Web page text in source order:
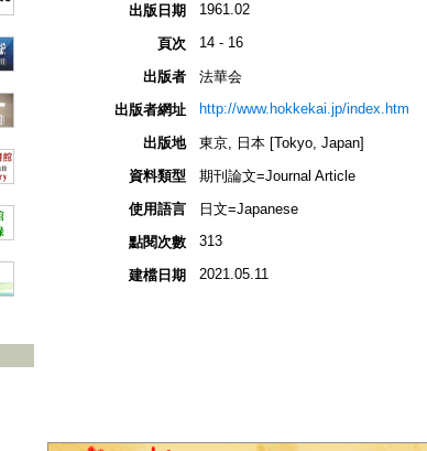
出版日期
1961.02
頁次 14 - 16
出版者
法華会
出版者網址
http://www.hokkekai.jp/index.htm
出版地
東京, 日本 [Tokyo, Japan]
資料類型
期刊論文=Journal Article
使用語言
日文=Japanese
點閱次數
313
建檔日期 2021.05.11